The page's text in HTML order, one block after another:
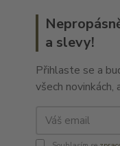
a slevy!
Přihlaste se a
všech novinkách,